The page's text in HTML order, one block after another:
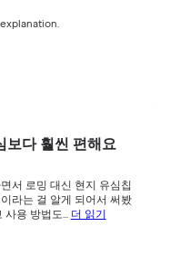
보다 훨씬 편해요
서 로밍 대신 현지 유심칩
라는 걸 알게 되어서 써봤
사용 방법도... 더 읽기